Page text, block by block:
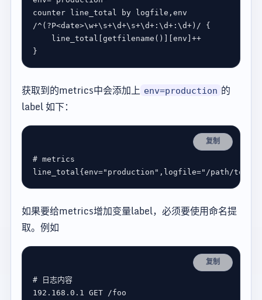
/^ ( ?P<date>\w+\s+\d+\s+\d+ :\d+ :\d+) /
    line_total[getfilename()][env]
++
获取到的metrics中会添加上 env=production 的
label 如下：
复制
# metrics
line_total{env="production" ,logfile="/path/to/
如果要给metrics增加变量label，必须要使用命名提
取。例如
复制
# 日志内容
192.168.0.1
GET /